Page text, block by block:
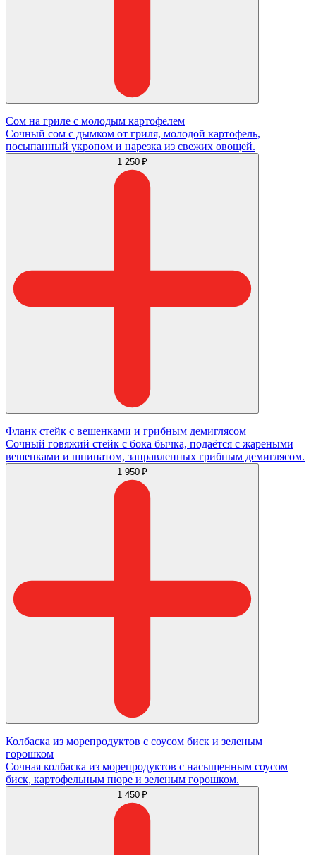
Сом на гриле с молодым картофелем
Сочный сом с дымком от гриля, молодой картофель,
посыпанный укропом и нарезка из свежих овощей.
1 250 ₽
Фланк стейк с вешенками и грибным демиглясом
Сочный говяжий стейк с бока бычка, подаётся с жареными
вешенками и шпинатом, заправленных грибным демиглясом.
1 950 ₽
Колбаска из морепродуктов с соусом биск и зеленым
горошком
Сочная колбаска из морепродуктов с насыщенным соусом
биск, картофельным пюре и зеленым горошком.
1 450 ₽